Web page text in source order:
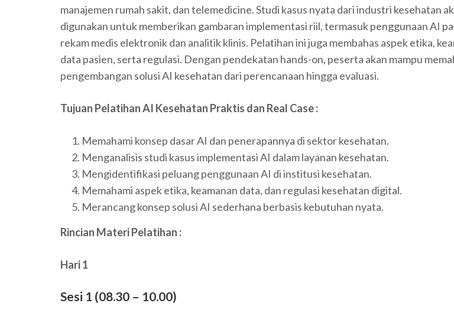
manajemen rumah sakit, dan telemedicine. Studi kasus nyata dari industri kesehatan
digunakan untuk memberikan gambaran implementasi riil, termasuk penggunaan AI
rekam medis elektronik dan analitik klinis. Pelatihan ini juga membahas aspek etika,
data pasien, serta regulasi. Dengan pendekatan hands-on, peserta akan mampu
pengembangan solusi AI kesehatan dari perencanaan hingga evaluasi.
Tujuan PelatihanAI Kesehatan Praktis dan Real Case:
Memahami konsep dasar AI dan penerapannya di sektor kesehatan.
Menganalisis studi kasus implementasi AI dalam layanan kesehatan.
Mengidentifikasi peluang penggunaan AI di institusi kesehatan.
Memahami aspek etika, keamanan data, dan regulasi kesehatan digital.
Merancang konsep solusi AI sederhana berbasis kebutuhan nyata.
Rincian Materi Pelatihan :
Hari 1
Sesi 1 (08.30 – 10.00)